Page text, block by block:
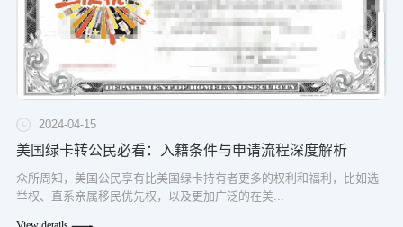
2024-04-15
美国绿卡转公民必看：入籍条件与申请流程深度解析
众所周知，美国公民享有比美国绿卡持有者更多的权利和福利，比如选
举权、直系亲属移民优先权，以及更加广泛的在美...